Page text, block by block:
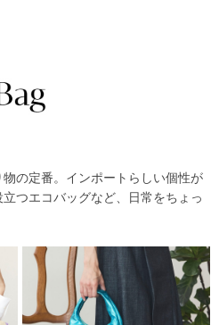
の定番。インポートらしい個性が
つエコバッグなど、日常をちょっ